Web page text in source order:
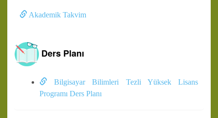
Akademik Takvim
Ders Planı
Bilgisayar Bilimleri Tezli Yüksek Lisans
Programı Ders Planı